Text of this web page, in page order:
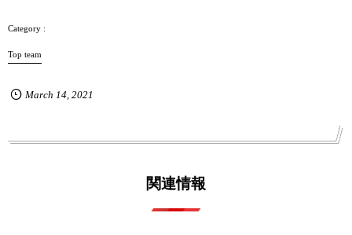
Top team
March 14, 2021
関連情報